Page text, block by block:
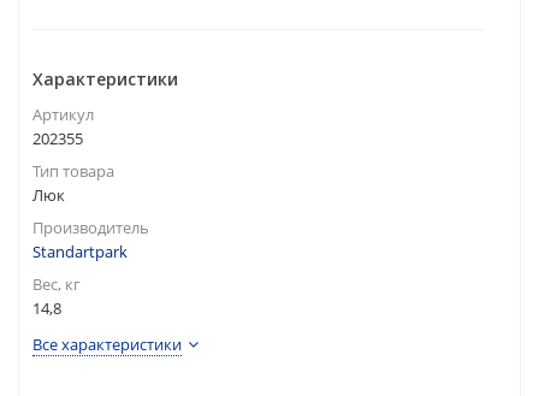
Характеристики
Артикул
202355
Тип товара
Люк
Производитель
Standartpark
Вес, кг
14,8
Все характеристики